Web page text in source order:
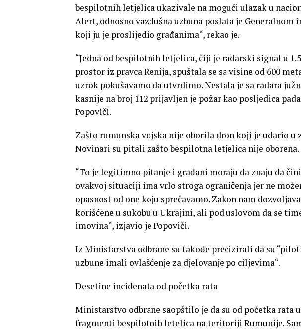
bespilotnih letjelica ukazivale na mogući ulazak u
Alert, odnosno vazdušna uzbuna poslata je Generalnom
koji ju je proslijedio građanima“, rekao je.
“Jedna od bespilotnih letjelica, čiji je radarski signal u
prostor iz pravca Renija, spuštala se sa visine od 600
uzrok pokušavamo da utvrdimo. Nestala je sa radara
kasnije na broj 112 prijavljen je požar kao posljedica
Popoviči.
Zašto rumunska vojska nije oborila dron koji je udario u
Novinari su pitali zašto bespilotna letjelica nije oborena.
“To je legitimno pitanje i građani moraju da znaju da
ovakvoj situaciji ima vrlo stroga ograničenja jer ne
opasnost od one koju sprečavamo. Zakon nam
korišćene u sukobu u Ukrajini, ali pod uslovom da se
imovina“, izjavio je Popoviči.
Iz Ministarstva odbrane su takođe precizirali da su
uzbune imali ovlašćenje za djelovanje po ciljevima“.
Desetine incidenata od početka rata
Ministarstvo odbrane saopštilo je da su od početka rata
fragmenti bespilotnih letelica na teritoriji Rumunije.